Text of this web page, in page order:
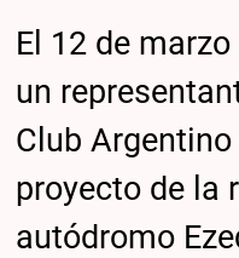
El 12 de
un
Club
proyecto de la
autódromo